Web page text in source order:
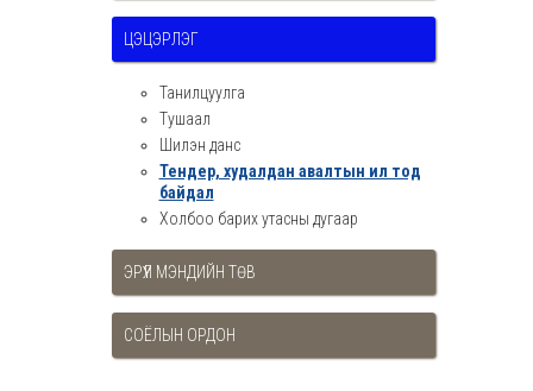
ЦЭЦЭРЛЭГ
Танилцуулга
Тушаал
Шилэн данс
Тендер, худалдан авалтын ил тод
байдал
Холбоо барих утасны дугаар
ЭРҮҮЛ МЭНДИЙН ТӨВ
СОЁЛЫН ОРДОН